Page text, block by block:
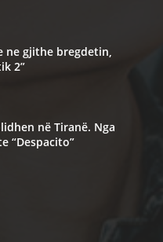
ne gjithe bregdetin,
2”
në Tiranë. Nga
“Despacito”